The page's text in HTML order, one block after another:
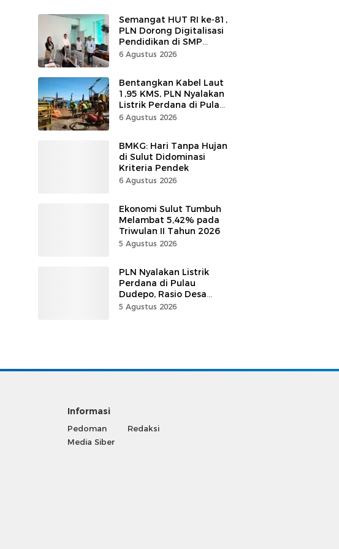
Semangat HUT RI ke-81,
PLN Dorong Digitalisasi
Pendidikan di SMP
Negeri 1 Palu Lewat
6 Agustus 2026
Bentangkan Kabel Laut
1,95 KMS, PLN Nyalakan
Listrik Perdana di Pulau
Dudepo, Desa Berlistrik
6 Agustus 2026
BMKG: Hari Tanpa Hujan
di Sulut Didominasi
Kriteria Pendek
6 Agustus 2026
Ekonomi Sulut Tumbuh
Melambat 5,42% pada
Triwulan II Tahun 2026
5 Agustus 2026
PLN Nyalakan Listrik
Perdana di Pulau
Dudepo, Rasio Desa
Berlistrik Provinsi
5 Agustus 2026
Informasi
Pedoman
Media Siber
Redaksi